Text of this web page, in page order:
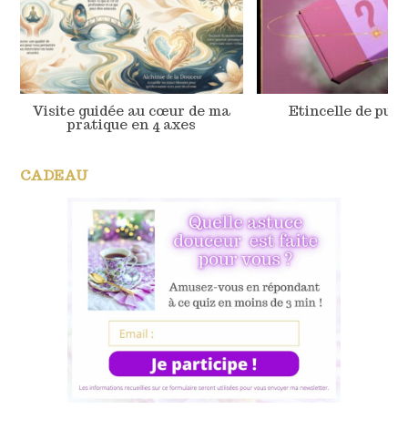
Visite guidée au cœur de ma
pratique en 4 axes
Etincelle de pur
CADEAU